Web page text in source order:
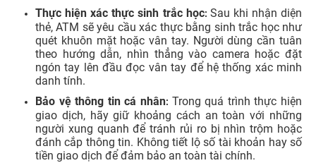
Thực hiện xác thực sinh trắc học: Sau khi nhận diện
thẻ, ATM sẽ yêu cầu xác thực bằng sinh trắc học như
quét khuôn mặt hoặc vân tay. Người dùng cần tuân
theo hướng dẫn, nhìn thẳng vào camera hoặc đặt
ngón tay lên đầu đọc vân tay để hệ thống xác minh
danh tính.
Bảo vệ thông tin cá nhân: Trong quá trình thực hiện
giao dịch, hãy giữ khoảng cách an toàn với những
người xung quanh để tránh rủi ro bị nhìn trộm hoặc
đánh cắp thông tin. Không tiết lộ số tài khoản hay số
tiền giao dịch để đảm bảo an toàn tài chính.